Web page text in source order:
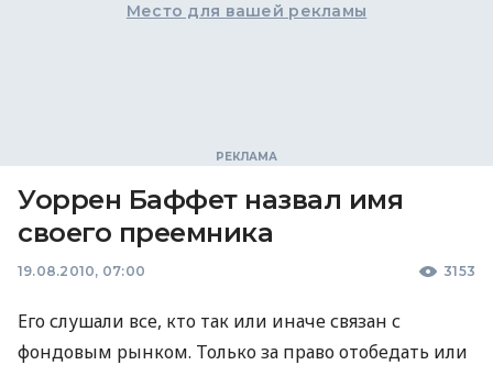
Место для вашей рекламы
Уоррен Баффет назвал имя
своего преемника
19.08.2010, 07:00 3153
Его слушали все, кто так или иначе связан с
фондовым рынком. Только за право отобедать или